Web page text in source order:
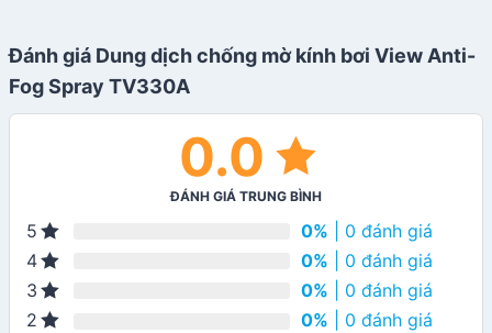
Đánh giá Dung dịch chống mờ kính bơi View Anti-
Fog Spray TV330A
0.0
ĐÁNH GIÁ TRUNG BÌNH
5 0% | 0 đánh giá
4
0% | 0 đánh giá
3
0% | 0 đánh giá
2
0% | 0 đánh giá